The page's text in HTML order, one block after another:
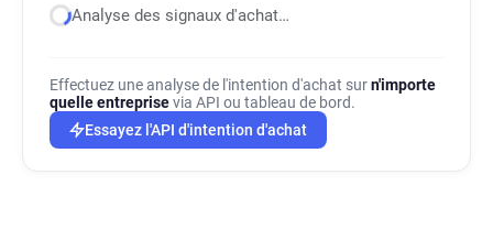
l*********@normandie-univ.fr
o******@normandie-univ.fr
x*****@normandie-univ.fr
d***********@normandie-univ.fr
Analyse des signaux d'achat…
Effectuez une analyse de l'intention d'achat surn'importe
quelle entreprisevia API ou tableau de bord.
Essayez l'API d'intention d'achat